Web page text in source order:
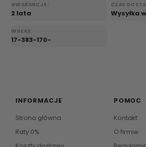
GWARANCJA:
2 lata
CZAS
Wysyłka
INDEKS:
17-383-170-
INFORMACJE
Strona główna
Raty 0%
POMOC
Kontakt
O firmie